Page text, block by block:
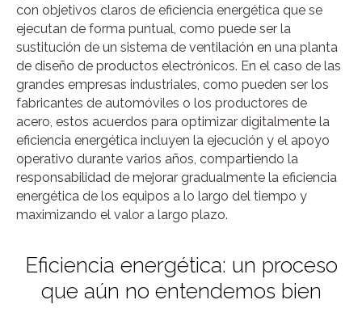
con objetivos claros de eficiencia energética que se
ejecutan de forma puntual, como puede ser la
sustitución de un sistema de ventilación en una planta
de diseño de productos electrónicos. En el caso de las
grandes empresas industriales, como pueden ser los
fabricantes de automóviles o los productores de
acero, estos acuerdos para optimizar digitalmente la
eficiencia energética incluyen la ejecución y el apoyo
operativo durante varios años, compartiendo la
responsabilidad de mejorar gradualmente la eficiencia
energética de los equipos a lo largo del tiempo y
maximizando el valor a largo plazo.
Eficiencia energética: un proceso
que aún no entendemos bien